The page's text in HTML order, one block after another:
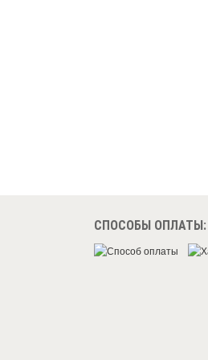
СПОСОБЫ ОПЛАТЫ: